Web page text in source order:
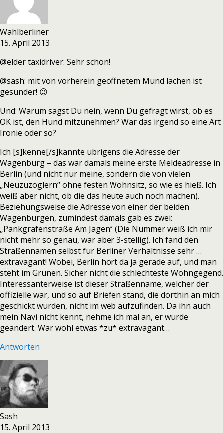
Wahlberliner
15. April 2013
@elder taxidriver: Sehr schön!
@sash: mit von vorherein geöffnetem Mund lachen ist
gesünder! 😉
Und: Warum sagst Du nein, wenn Du gefragt wirst, ob es
OK ist, den Hund mitzunehmen? War das irgend so eine Art
Ironie oder so?
Ich [s]kenne[/s]kannte übrigens die Adresse der
Wagenburg – das war damals meine erste Meldeadresse in
Berlin (und nicht nur meine, sondern die von vielen
„Neuzuzöglern“ ohne festen Wohnsitz, so wie es hieß. Ich
weiß aber nicht, ob die das heute auch noch machen).
Beziehungsweise die Adresse von einer der beiden
Wagenburgen, zumindest damals gab es zwei:
„Pankgrafenstraße Am Jagen“ (Die Nummer weiß ich mir
nicht mehr so genau, war aber 3-stellig). Ich fand den
Straßennamen selbst für Berliner Verhältnisse sehr …
extravagant! Wobei, Berlin hört da ja gerade auf, und man
steht im Grünen. Sicher nicht die schlechteste Wohngegend.
Interessanterweise ist dieser Straßenname, welcher der
offizielle war, und so auf Briefen stand, die dorthin an mich
geschickt wurden, nicht im web aufzufinden. Da ihn auch
mein Navi nicht kennt, nehme ich mal an, er wurde
geändert. War wohl etwas *zu* extravagant…
Antworten
Sash
15. April 2013